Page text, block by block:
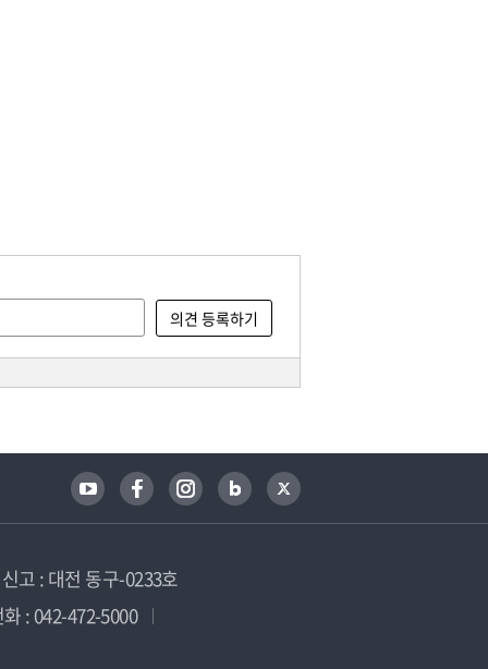
고 : 대전 동구-0233호
: 042-472-5000